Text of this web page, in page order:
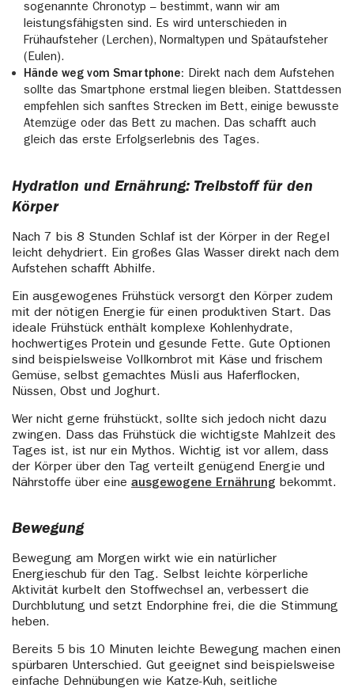
sogenannte Chronotyp – bestimmt, wann wir am
leistungsfähigsten sind. Es wird unterschieden in
Frühaufsteher (Lerchen), Normaltypen und Spätaufsteher
(Eulen).
Hände weg vom Smartphone: Direkt nach dem Aufstehen
sollte das Smartphone erstmal liegen bleiben. Stattdessen
empfehlen sich sanftes Strecken im Bett, einige bewusste
Atemzüge oder das Bett zu machen. Das schafft auch
gleich das erste Erfolgserlebnis des Tages.
Hydration und Ernährung: Treibstoff für den
Körper
Nach 7 bis 8 Stunden Schlaf ist der Körper in der Regel
leicht dehydriert. Ein großes Glas Wasser direkt nach dem
Aufstehen schafft Abhilfe.
Ein ausgewogenes Frühstück versorgt den Körper zudem
mit der nötigen Energie für einen produktiven Start. Das
ideale Frühstück enthält komplexe Kohlenhydrate,
hochwertiges Protein und gesunde Fette. Gute Optionen
sind beispielsweise Vollkornbrot mit Käse und frischem
Gemüse, selbst gemachtes Müsli aus Haferflocken,
Nüssen, Obst und Joghurt.
Wer nicht gerne frühstückt, sollte sich jedoch nicht dazu
zwingen. Dass das Frühstück die wichtigste Mahlzeit des
Tages ist, ist nur ein Mythos. Wichtig ist vor allem, dass
der Körper über den Tag verteilt genügend Energie und
Nährstoffe über eine ausgewogene Ernährung bekommt.
Bewegung
Bewegung am Morgen wirkt wie ein natürlicher
Energieschub für den Tag. Selbst leichte körperliche
Aktivität kurbelt den Stoffwechsel an, verbessert die
Durchblutung und setzt Endorphine frei, die die Stimmung
heben.
Bereits 5 bis 10 Minuten leichte Bewegung machen einen
spürbaren Unterschied. Gut geeignet sind beispielsweise
einfache Dehnübungen wie Katze-Kuh, seitliche